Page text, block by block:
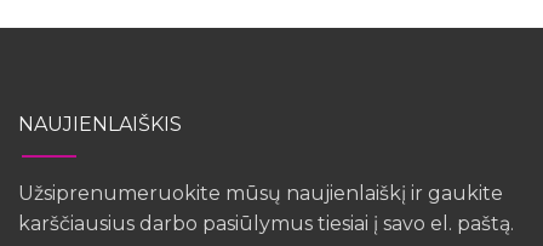
NAUJIENLAIŠKIS
Užsiprenumeruokite mūsų naujienlaiškį ir gaukite
karščiausius darbo pasiūlymus tiesiai į savo el. paštą.